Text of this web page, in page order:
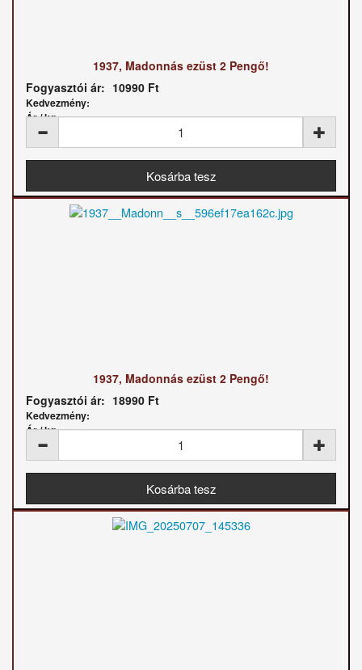
1937, Madonnás ezüst 2 Pengő!
Fogyasztói ár: 10990 Ft
Kedvezmény:
Ár / kg:
1937, Madonnás ezüst 2 Pengő!
Fogyasztói ár: 18990 Ft
Kedvezmény:
Ár / kg: